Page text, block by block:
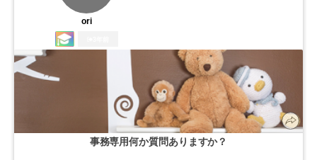
ori
事務専用何か質問ありますか？